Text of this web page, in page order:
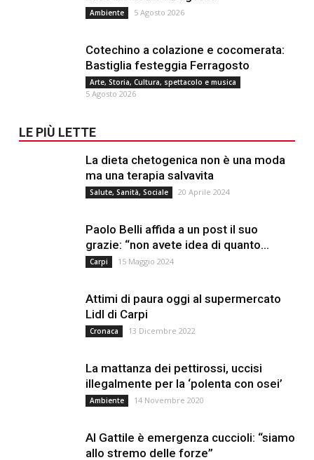
Ambiente 5 Agosto 2026
Cotechino a colazione e cocomerata:
Bastiglia festeggia Ferragosto
Arte, Storia, Cultura, spettacolo e musica
5 Agosto 2026
LE PIÙ LETTE
La dieta chetogenica non è una moda
ma una terapia salvavita
Salute, Sanità, Sociale 20 Aprile 2024
Paolo Belli affida a un post il suo
grazie: “non avete idea di quanto...
Carpi 15 Maggio 2024
Attimi di paura oggi al supermercato
Lidl di Carpi
Cronaca 13 Dicembre 2022
La mattanza dei pettirossi, uccisi
illegalmente per la ‘polenta con osei’
Ambiente 14 Novembre 2020
Al Gattile è emergenza cuccioli: “siamo
allo stremo delle forze”